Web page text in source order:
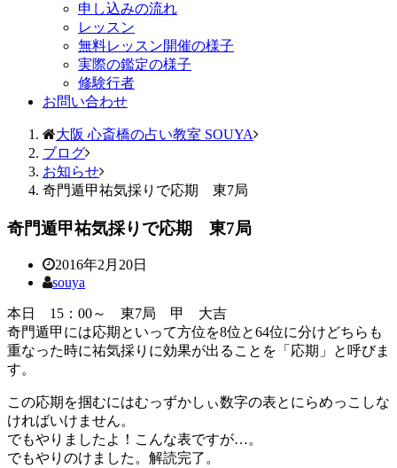
申し込みの流れ
レッスン
無料レッスン開催の様子
実際の鑑定の様子
修験行者
お問い合わせ
大阪 心斎橋の占い教室 SOUYA
ブログ
お知らせ
奇門遁甲祐気採りで応期 東7局
奇門遁甲祐気採りで応期 東7局
2016年2月20日
souya
本日 15：00～ 東7局 甲 大吉
奇門遁甲には応期といって方位を8位と64位に分けどちらも
重なった時に祐気採りに効果が出ることを「応期」と呼びま
す。
この応期を掴むにはむっずかしぃ数字の表とにらめっこしな
ければいけません。
でもやりましたよ！こんな表ですが…。
でもやりのけました。解読完了。